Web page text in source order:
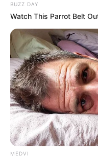
BUZZ DAY
Watch This Parrot Belt
MEDVI